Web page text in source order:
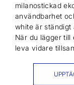
milanostickad
användbarhet
white är ständigt
När du lägger
leva vidare